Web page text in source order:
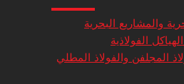
والمشاريع البحرية
الفولاذية
المجلفن والفولاذ المطلي